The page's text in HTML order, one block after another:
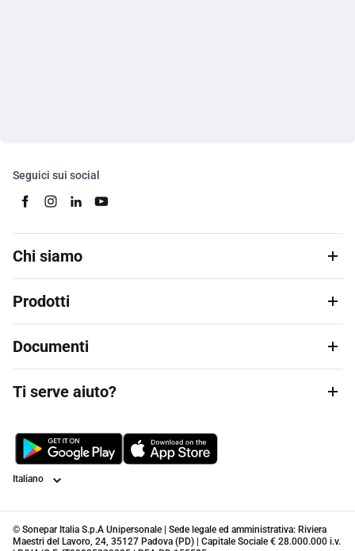
Seguici sui social
Chi siamo
Prodotti
Documenti
Ti serve aiuto?
Lingua
© Sonepar Italia S.p.A Unipersonale | Sede legale ed amministrativa: Riviera
Maestri del Lavoro, 24, 35127 Padova (PD) | Capitale Sociale € 28.000.000 i.v.